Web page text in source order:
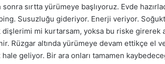
sırtta yürümeye başlıyoruz. Evde
Susuzluğu gideriyor. Enerji veriyor.
mi kurtarsam, yoksa bu riske girerek
Rüzgar altında yürümeye devam ettikçe el
hale geliyor. Bir ara onları tamamen